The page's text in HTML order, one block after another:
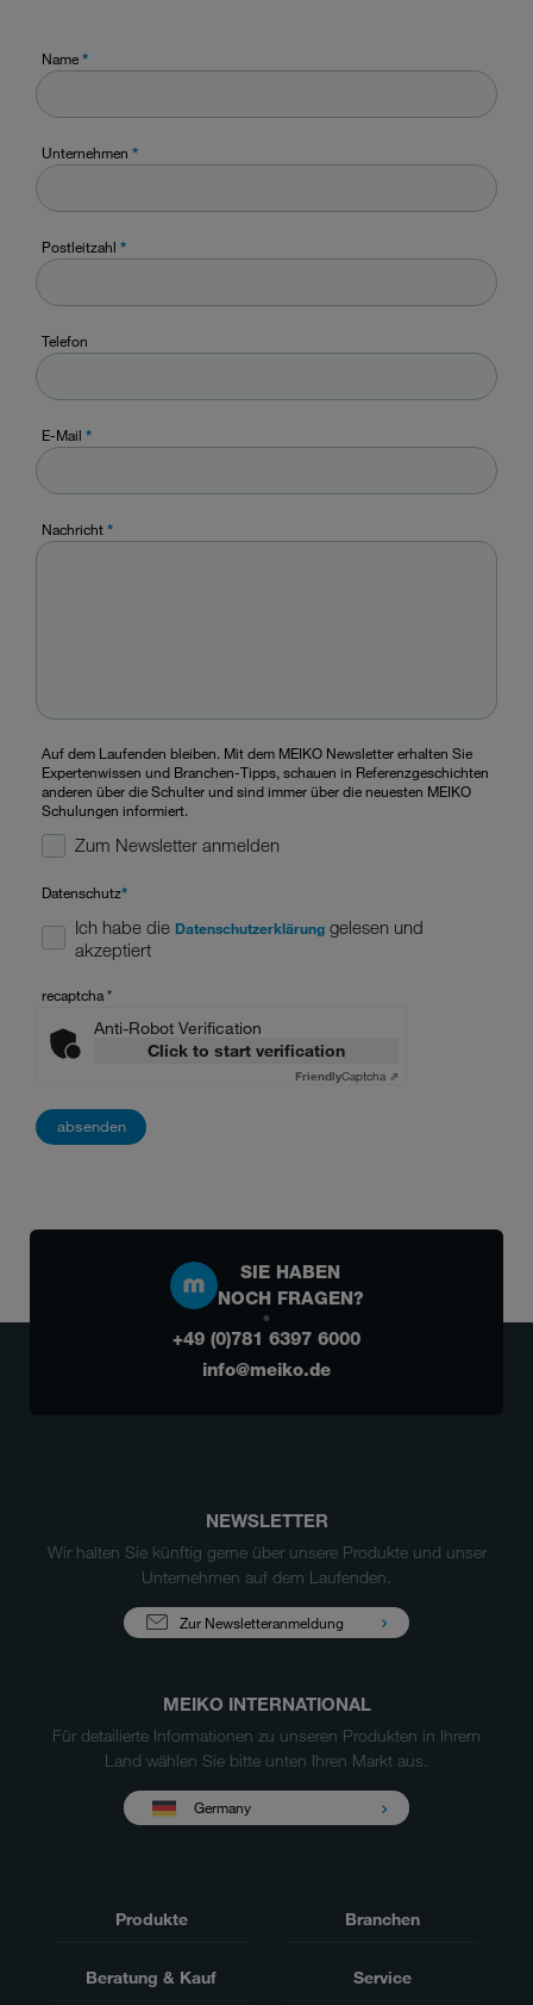
Name*
Unternehmen *
Postleitzahl *
Telefon
E-Mail *
Nachricht*
Auf dem Laufenden bleiben. Mit dem MEIKO Newsletter erhalten Sie
Expertenwissen und Branchen-Tipps, schauen in Referenzgeschichten
anderen über die Schulter und sind immer über die neuesten MEIKO
Schulungen informiert.
Zum Newsletter anmelden
Datenschutz*
Ich habe die Datenschutzerklärung gelesen und
akzeptiert
recaptcha*
Anti-Robot Verification
Click to start verification
FriendlyCaptcha ⇗
SIE HABEN
NOCH FRAGEN?
+49 (0)781 6397 6000
info@meiko.de
NEWSLETTER
Wir halten Sie künftig gerne über unsere Produkte und unser
Unternehmen auf dem Laufenden.
Zur Newsletteranmeldung
MEIKO INTERNATIONAL
Für detailierte Informationen zu unseren Produkten in Ihrem
Land wählen Sie bitte unten Ihren Markt aus.
Germany
Produkte Branchen
Beratung & Kauf Service